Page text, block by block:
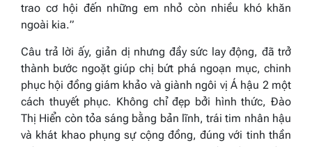
trao cơ hội đến những em nhỏ còn nhiều khó khăn
ngoài kia.”
Câu trả lời ấy, giản dị nhưng đầy sức lay động, đã trở
thành bước ngoặt giúp chị bứt phá ngoạn mục, chinh
phục hội đồng giám khảo và giành ngôi vị Á hậu 2 một
cách thuyết phục. Không chỉ đẹp bởi hình thức, Đào
Thị Hiển còn tỏa sáng bằng bản lĩnh, trái tim nhân hậu
và khát khao phụng sự cộng đồng, đúng với tinh thần